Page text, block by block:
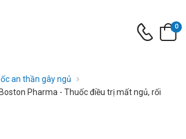
0
an thần gây ngủ
Pharma - Thuốc điều trị mất ngủ, rối